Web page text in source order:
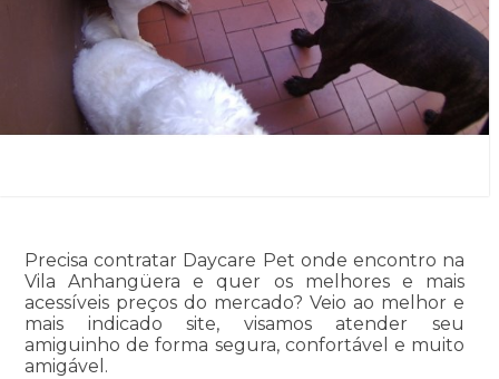
Precisa contratar Daycare Pet onde encontro na
Vila Anhangüera e quer os melhores e mais
acessíveis preços do mercado? Veio ao melhor e
mais indicado site, visamos atender seu
amiguinho de forma segura, confortável e muito
amigável.